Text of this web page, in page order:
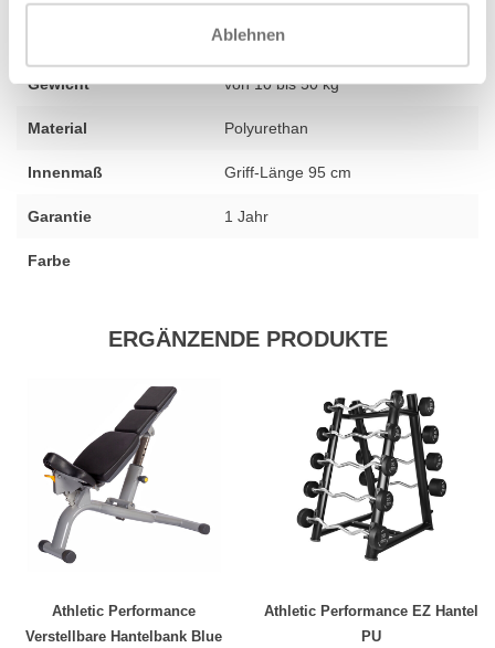
Ablehnen
neu
Gewicht von 10 bis 50 kg
Material Polyurethan
Innenmaß Griff-Länge 95 cm
Garantie 1 Jahr
Farbe
ERGÄNZENDE PRODUKTE
Athletic Performance
Verstellbare Hantelbank Blue
Athletic Performance EZ Hantel
PU